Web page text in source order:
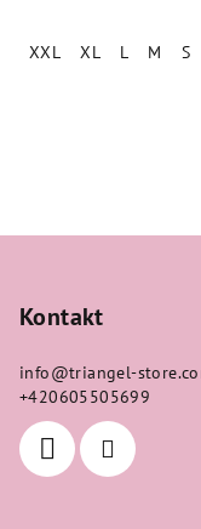
XXL
XL L M S
Kontakt
info@triangel-
+420605505699